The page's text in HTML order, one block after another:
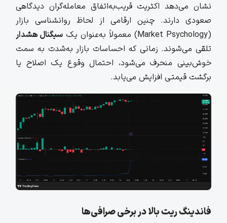
نشان می‌دهد اکثریت قریب‌به‌اتفاق معامله‌گران دیدگاهی
صعودی دارند. چنین ارقامی از لحاظ روانشناسی بازار
(Market Psychology) معمولاً به‌عنوان یک
سیگنال هشدار
تلقی می‌شوند. زمانی که احساسات بازار به‌شدت به سمت
خوش‌بینی منحرف می‌شود، احتمال وقوع یک اصلاح یا
برگشت قیمتی افزایش می‌یابد.
فاندینگ ریت بالا در برخی صرافی‌ها